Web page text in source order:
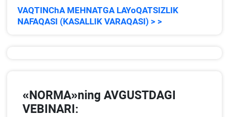
VAQTINChA MEHNATGA LAYoQATSIZLIK
NAFAQASI (KASALLIK VARAQASI) > >
«NORMA»ning AVGUSTDAGI
VEBINARI: